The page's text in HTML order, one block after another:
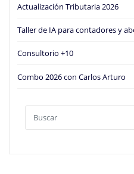
Actualización Tributaria 2026
Taller de IA para contadores y
Consultorio +10
Combo 2026 con Carlos Arturo